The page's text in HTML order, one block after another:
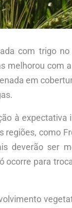
com trigo
melhorou com
em
à
como
deverão ser
para